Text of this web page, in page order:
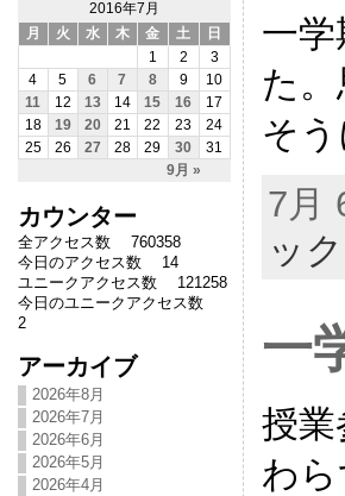
2016年7月
月
火 水 木 金 土 日
9月 »
1 2
3
4
5 6 7 8 9
10
11
12 13 14 15 16
17
18
19 20 21 22 23
24
25
26 27 28 29 30 31
カウンター
全アクセス数 760358
今日のアクセス数 14
ユニークアクセス数 121258
今日のユニークアクセス数
2
アーカイブ
2026年8月
2026年7月
2026年6月
2026年5月
2026年4月
一
た
そ
7月
ッ
一
授
わ